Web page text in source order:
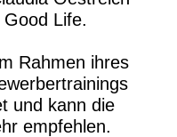
Good Life.
Rahmen ihres
und kann die
empfehlen.